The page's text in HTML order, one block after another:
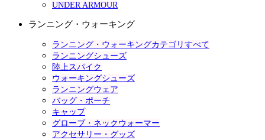
UNDER ARMOUR
ランニング・ウォーキング
ランニング・ウォーキングカテゴリすべて
ランニングシューズ
陸上スパイク
ウォーキングシューズ
ランニングウェア
バッグ・ポーチ
キャップ
グローブ・ネックウォーマー
アクセサリー・グッズ